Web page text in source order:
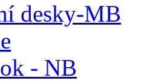
desky-MB
- NB